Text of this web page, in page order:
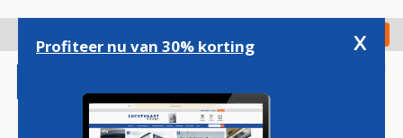
gaan
Check in
Profiteer nu van 30% korting x